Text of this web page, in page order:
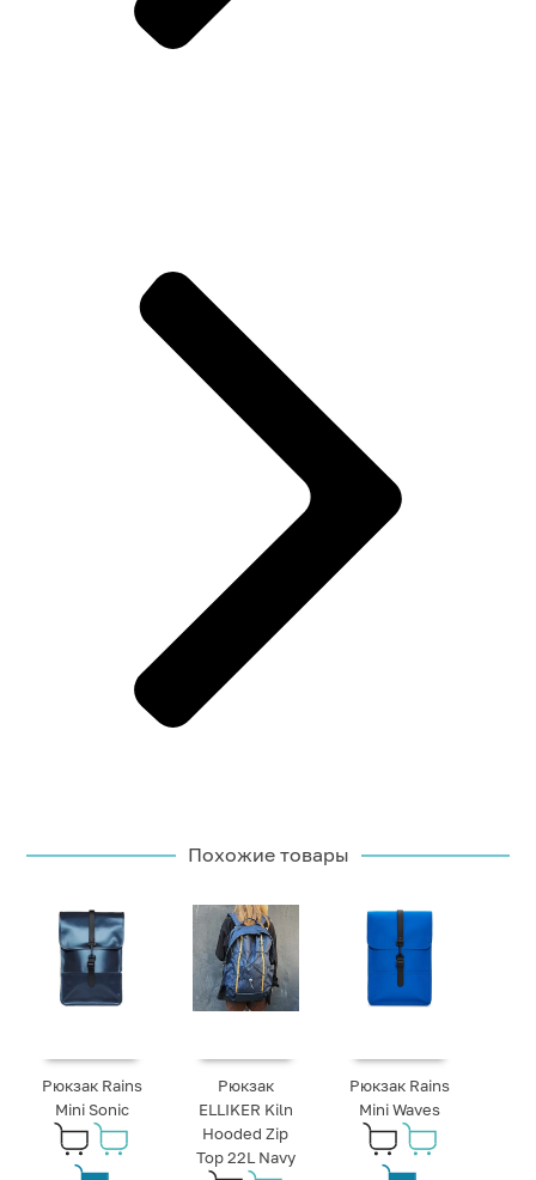
Похожие товары
Рюкзак Rains
Mini Sonic
Рюкзак
ELLIKER Kiln
Hooded Zip
Top 22L Navy
Рюкзак Rains
Mini Waves